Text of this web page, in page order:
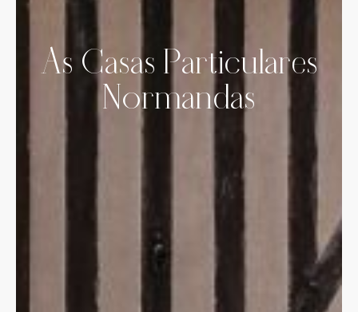
As Casas Particulares
Normandas